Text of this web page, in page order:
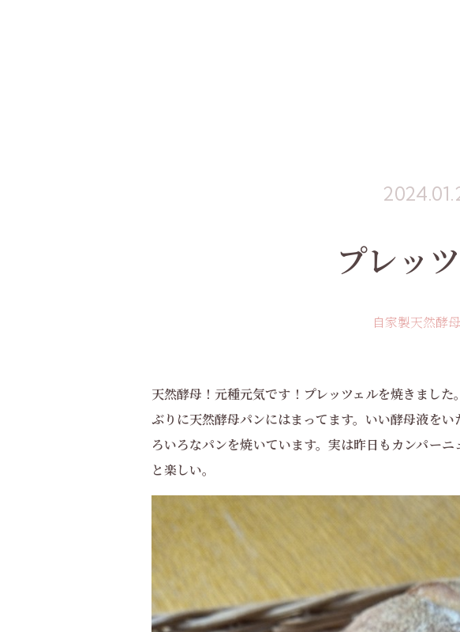
プレッ
自家製天然酵
天然酵母！元種元気です！プレッツェルを焼きまし
ぶりに天然酵母パンにはまってます。いい酵母液を
ろいろなパンを焼いています。実は昨日もカンパー
と楽しい。